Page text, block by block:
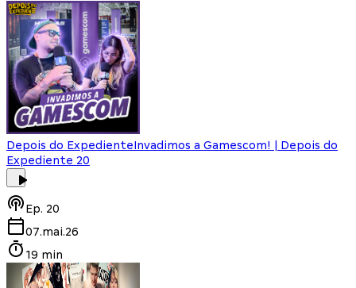
Depois do ExpedienteInvadimos a Gamescom! | Depois do
Expediente 20
Ep. 20
07.mai.26
19 min